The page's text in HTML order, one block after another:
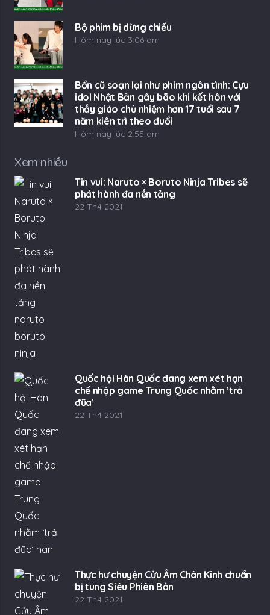
Bộ phim bị dừng chiếu
Hôm nay lúc 3:06 am
Bổn cũ soạn lại như phim ngôn tình: Cựu
idol Nhật Bản gây bão khi kết hôn với
thầy giáo chủ nhiệm hơn 17 tuổi sau 7
năm kiên trì theo đuổi
Hôm nay lúc 2:55 am
Xem nhiều
Tin vui: Naruto × Boruto Ninja Tribes sẽ
phát hành đa nền tảng
22 Th4 2021
Quốc hội Hàn Quốc đang xem xét hạn
chế nhập game Trung Quốc nhằm ‘trả
đũa’
22 Th4 2021
Thực hư chuyện Cửu Âm Chân Kinh chuẩn
bị tung Siêu Phiên Bản
22 Th4 2021